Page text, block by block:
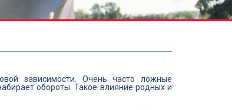
зависимости. Очень часто ложные
обороты. Такое влияние родных и